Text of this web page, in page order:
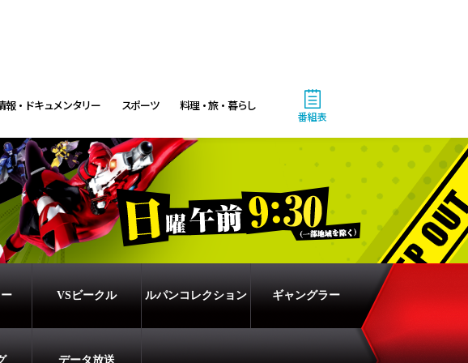
報・ドキュメンタリー スポーツ 料理・旅・暮らし
番組表
VSビークル ルパンコレクション ギャングラー
データ放送
有働由美子の健康案内人! 夏
こそ気をつけたい腰痛!ぎっく
午前 10:10
10:40
大下容子ワイド!スクランブル